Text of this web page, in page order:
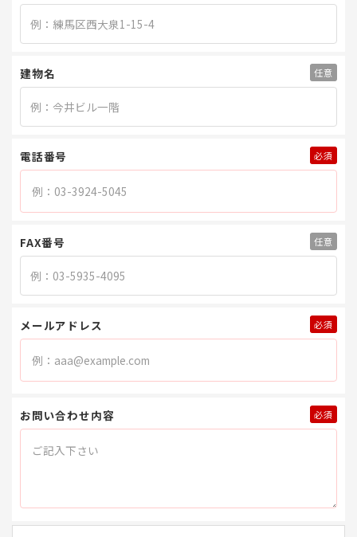
建物名
電話番号
FAX番号
メールアドレス
お問い合わせ内容